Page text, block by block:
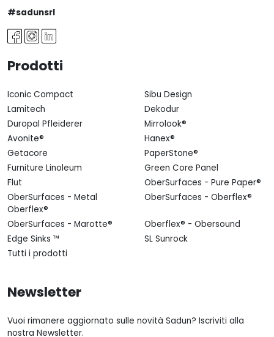
#sadunsrl
Prodotti
Iconic Compact
Sibu Design
Lamitech
Dekodur
Duropal Pfleiderer
Mirrolook®
Avonite®
Hanex®
Getacore
PaperStone®
Furniture Linoleum
Green Core Panel
Flut
OberSurfaces - Pure Paper®
OberSurfaces - Metal
Oberflex®
OberSurfaces - Oberflex®
OberSurfaces - Marotte®
Oberflex® - Obersound
Edge Sinks ™
SL Sunrock
Tutti i prodotti
Newsletter
Vuoi rimanere aggiornato sulle novità Sadun? Iscriviti alla
nostra Newsletter.